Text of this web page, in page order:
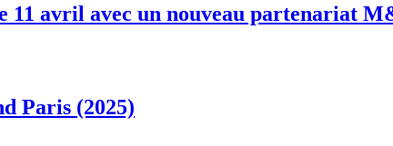
11 avril avec un nouveau partenariat
Paris (2025)